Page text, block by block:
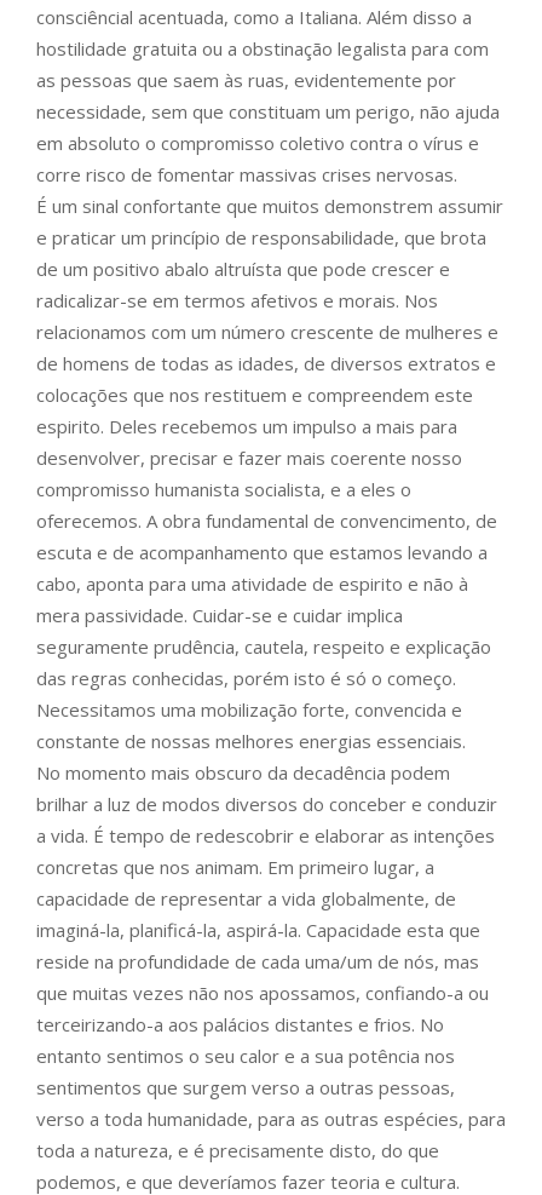
consciêncial acentuada, como a Italiana. Além disso a
hostilidade gratuita ou a obstinação legalista para com
as pessoas que saem às ruas, evidentemente por
necessidade, sem que constituam um perigo, não ajuda
em absoluto o compromisso coletivo contra o vírus e
corre risco de fomentar massivas crises nervosas.
É um sinal confortante que muitos demonstrem assumir
e praticar um princípio de responsabilidade, que brota
de um positivo abalo altruísta que pode crescer e
radicalizar-se em termos afetivos e morais. Nos
relacionamos com um número crescente de mulheres e
de homens de todas as idades, de diversos extratos e
colocações que nos restituem e compreendem este
espirito. Deles recebemos um impulso a mais para
desenvolver, precisar e fazer mais coerente nosso
compromisso humanista socialista, e a eles o
oferecemos. A obra fundamental de convencimento, de
escuta e de acompanhamento que estamos levando a
cabo, aponta para uma atividade de espirito e não à
mera passividade. Cuidar-se e cuidar implica
seguramente prudência, cautela, respeito e explicação
das regras conhecidas, porém isto é só o começo.
Necessitamos uma mobilização forte, convencida e
constante de nossas melhores energias essenciais.
No momento mais obscuro da decadência podem
brilhar a luz de modos diversos do conceber e conduzir
a vida. É tempo de redescobrir e elaborar as intenções
concretas que nos animam. Em primeiro lugar, a
capacidade de representar a vida globalmente, de
imaginá-la, planificá-la, aspirá-la. Capacidade esta que
reside na profundidade de cada uma/um de nós, mas
que muitas vezes não nos apossamos, confiando-a ou
terceirizando-a aos palácios distantes e frios. No
entanto sentimos o seu calor e a sua potência nos
sentimentos que surgem verso a outras pessoas,
verso a toda humanidade, para as outras espécies, para
toda a natureza, e é precisamente disto, do que
podemos, e que deveríamos fazer teoria e cultura.